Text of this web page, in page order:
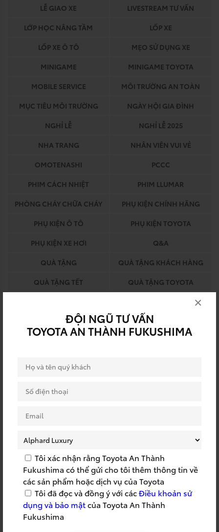
ĐỘI NGŨ TƯ VẤN
TOYOTA AN THÀNH FUKUSHIMA
Tôi xác nhận rằng Toyota An Thành
Fukushima có thể gửi cho tôi thêm thông tin về
các sản phẩm hoặc dịch vụ của Toyota
Tôi đã đọc và đồng ý với cácĐiều khoản sử
dụng và bảo mậtcủa Toyota An Thành
Fukushima
×
LỄ GIAO XE
LIVESTREAM TƯ VẤN
LỚP HỌC NÂNG TẦM
LỐP XE
LỐP XE Ô TÔ
MẸO SỬ DỤNG XE
MINIGAME
MINIGAME TOYOTA
MOBILE SERVICE
MÔI TRƯỜNG AN TOÀN
MỤC TIÊU MÔI TRƯỜNG
NGÀY HỘI GIA ĐÌNH
NGHỈ LỄ
NGHỈ LỄ 2025
NHA TRANG
NHÂN VIÊN VUI VẺ
OMOTENASHI
PCCC
PHIM CÁCH NHIỆT
PHIM LLUMAR
PHÒNG CHÁY CHỮA CHÁY
PHỤ KIỆN CHÍNH HÃNG
PHỤ KIỆN Ô TÔ
PHỤ KIỆN TOYOTA
PHỤ KIỆN XE HƠI
Q&A
QUÀ TẶNG
QUÀ TẶNG KHÁCH HÀNG
QUÀ TẶNG TẾT
QUÀ TẶNG TOYOTA
QUY TRÌNH TOYOTA
RÚT THĂM TRÚNG
THƯỞNG
SỰ KIỆN BẢO HIỂM
SỰ KIỆN TOYOTA
SUMMER 2023
SUMMER TRIP
TAF
TÁI TỤC BẢO HIỂM
TẬP HUẤN CỨU HỘ
TAY NGHỀ TOYOTA
TEAMBUILDING